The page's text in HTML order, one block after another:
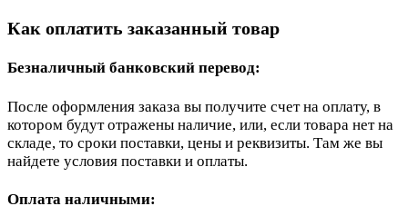
Как оплатить заказанный товар
Безналичный банковский перевод:
После оформления заказа вы получите счет на оплату, в
котором будут отражены наличие, или, если товара нет на
складе, то сроки поставки, цены и реквизиты. Там же вы
найдете условия поставки и оплаты.
Оплата наличными: